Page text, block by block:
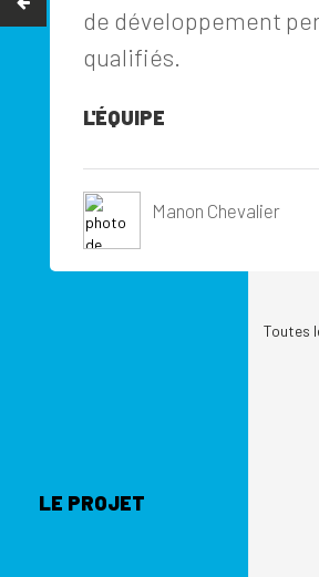
de développement
qualifiés.
L'ÉQUIPE
Manon Chevalier
Toutes
LE PROJET